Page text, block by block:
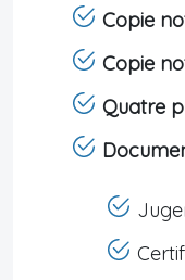
Copie
Copie
Quatre